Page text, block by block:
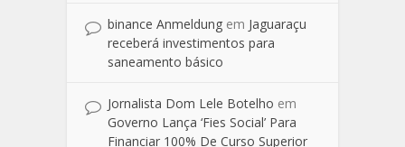
binance Anmeldung em Jaguaraçu
receberá investimentos para
saneamento básico
Jornalista Dom Lele Botelho em
Governo Lança ‘Fies Social’ Para
Financiar 100% De Curso Superior